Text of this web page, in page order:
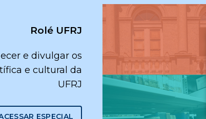
Rolé UFRJ
e divulgar os
e cultural da
UFRJ
ESPECIAL